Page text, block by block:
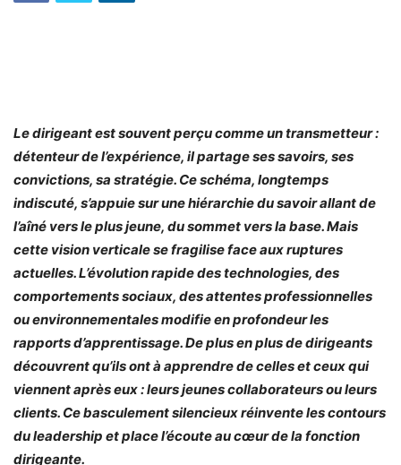
Le dirigeant est souvent perçu comme un transmetteur :
détenteur de l’expérience, il partage ses savoirs, ses
convictions, sa stratégie. Ce schéma, longtemps
indiscuté, s’appuie sur une hiérarchie du savoir allant de
l’aîné vers le plus jeune, du sommet vers la base. Mais
cette vision verticale se fragilise face aux ruptures
actuelles. L’évolution rapide des technologies, des
comportements sociaux, des attentes professionnelles
ou environnementales modifie en profondeur les
rapports d’apprentissage. De plus en plus de dirigeants
découvrent qu’ils ont à apprendre de celles et ceux qui
viennent après eux : leurs jeunes collaborateurs ou leurs
clients. Ce basculement silencieux réinvente les contours
du leadership et place l’écoute au cœur de la fonction
dirigeante.